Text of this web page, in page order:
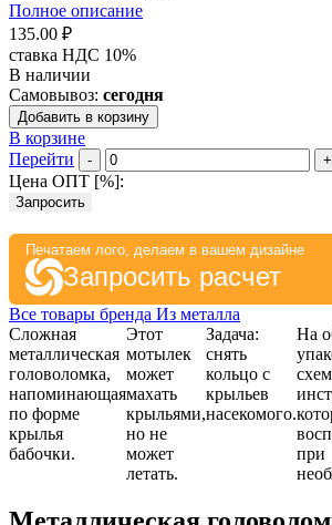
Полное описание
135.00 ₽
ставка НДС 10%
В наличии
Самовывоз: сегодня
Добавить в корзину
В корзине
Перейти
- +
Цена ОПТ [%]:
Запросить
Печатаем лого, делаем в вашем дизайне
Запросить расчет
Все товары бренда Из металла
Сложная
металлическая
головоломка,
напоминающая
по форме
крылья
бабочки.
Этот
мотылек
может
махать
крыльями,
но не
может
летать.
Задача:
снять
кольцо с
крыльев
насекомого.
На
при